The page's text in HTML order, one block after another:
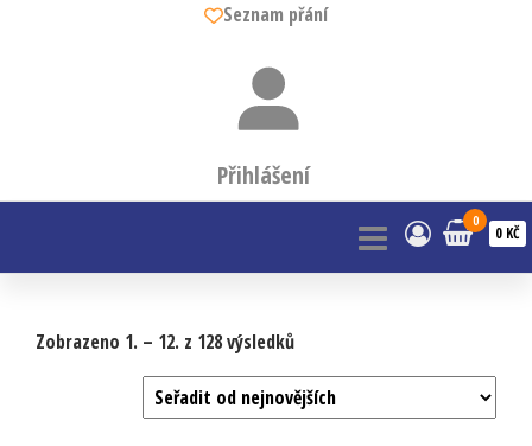
Seznam přání
Přihlášení
0
0 KČ
Zobrazeno 1. – 12. z 128 výsledků